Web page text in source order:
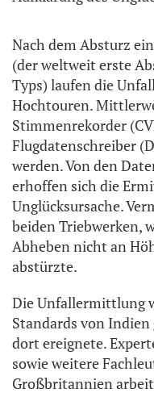
Nach dem Absturz
(der weltweit erste
Typs) laufen die
Hochtouren.
Stimmenrekorder
Flugdatenschreiber
werden. Von den
erhoffen sich die
Unglücksursache.
beiden Triebwerken,
Abheben nicht an
abstürzte.
Die Unfallermittlung
Standards von Indien
dort ereignete.
sowie weitere
Großbritannien